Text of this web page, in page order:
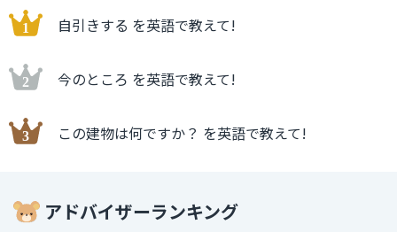
自引きする を英語で教えて!
今のところ を英語で教えて!
この建物は何ですか？ を英語で教えて!
アドバイザーランキング